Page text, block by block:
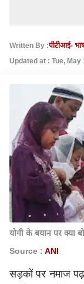
Written By :पीटीआई-
Updated at : Tue, May
योगी के बयान पर क्या
Source : ANI
सड़कों पर नमाज